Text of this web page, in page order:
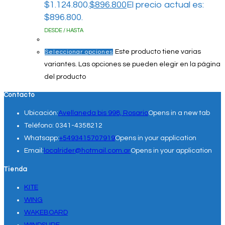
$1.124.800.$896.800El precio actual es:
$896.800.
DESDE / HASTA
Seleccionar opciones Este producto tiene varias
variantes. Las opciones se pueden elegir en la página
del producto
Contacto
Ubicación:Avellaneda bis 998, RosarioOpens in a new tab
Teléfono: 0341-4358212
Whatsapp:+5493415707919Opens in your application
Email: localrider@hotmail.com.arOpens in your application
Tienda
KITE
WING
WAKEBOARD